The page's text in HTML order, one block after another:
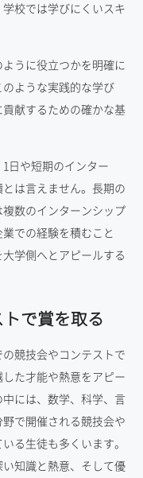
校では学びにくいスキ
うに役立つかを明確に
ような実践的な学び
献するための確かな基
日や短期のインター
は言えません。長期の
数のインターンシップ
での経験を積むこと
学側へとアピールする
で賞を取る
競技会やコンテストで
た才能や熱意をアピー
には、数学、科学、言
で開催される競技会や
る生徒も多くいます。
知識と熱意、そして優